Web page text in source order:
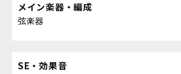
メイン楽器・編成
弦楽器
SE・効果音